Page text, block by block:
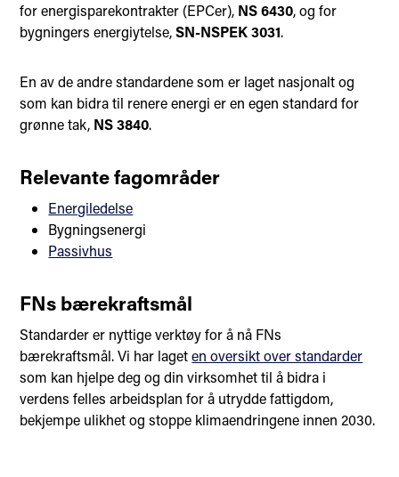
for energisparekontrakter (EPCer), NS 6430, og for
bygningers energiytelse,SN-NSPEK 3031.
En av de andre standardene som er laget nasjonalt og
som kan bidra til renere energi er en egen standard for
grønne tak, NS 3840.
Relevante fagområder
Energiledelse
Bygningsenergi
Passivhus
FNs bærekraftsmål
Standarder er nyttige verktøy for å nå FNs
bærekraftsmål. Vi har lageten oversikt over standarder
som kan hjelpe deg og din virksomhet til å bidra i
verdens felles arbeidsplan for å utrydde fattigdom,
bekjempe ulikhet og stoppe klimaendringene innen 2030.